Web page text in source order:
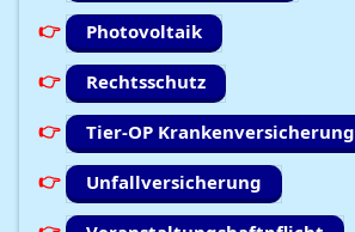
Photovoltaik
Rechtsschutz
Tier-OP Krankenversicherung
Unfallversicherung